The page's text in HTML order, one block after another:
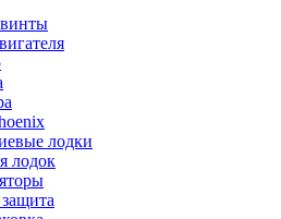
лодки
лодок